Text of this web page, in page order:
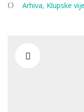
Arhiva, Klupske